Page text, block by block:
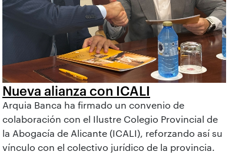
Nueva alianza con ICALI
Arquia Banca ha firmado un convenio de
colaboración con el Ilustre Colegio Provincial de
la Abogacía de Alicante (ICALI), reforzando así su
vínculo con el colectivo jurídico de la provincia.